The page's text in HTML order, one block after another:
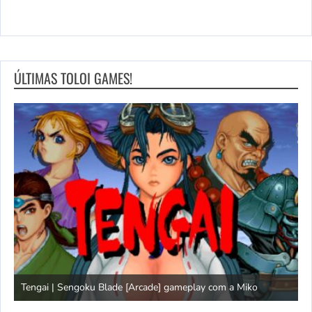
ÚLTIMAS TOLOI GAMES!
Tengai | Sengoku Blade [Arcade] gameplay com a Miko